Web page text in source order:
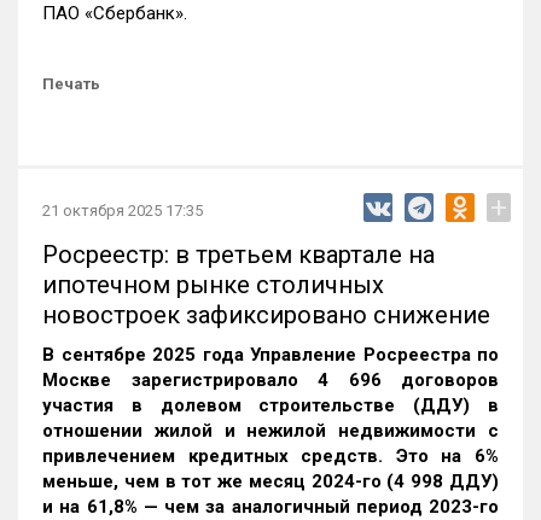
ПАО «Сбербанк».
Печать
21 октября 2025 17:35 +
Росреестр: в третьем квартале на
ипотечном рынке столичных
новостроек зафиксировано снижение
В сентябре 2025 года Управление Росреестра по
Москве зарегистрировало 4 696 договоров
участия в долевом строительстве (ДДУ) в
отношении жилой и нежилой недвижимости с
привлечением кредитных средств. Это на 6%
меньше, чем в тот же месяц 2024-го (4 998 ДДУ)
и на 61,8% — чем за аналогичный период 2023-го